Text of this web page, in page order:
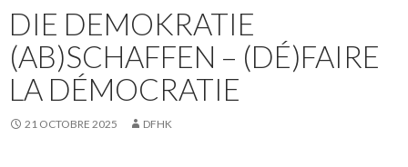
DIE DEMOKRATIE
(AB)SCHAFFEN – (DÉ)FAIRE
LA DÉMOCRATIE
21 OCTOBRE 2025 DFHK